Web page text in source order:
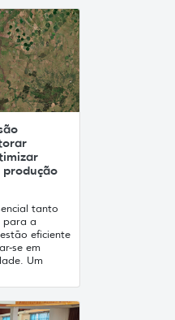
produção
tanto
para a
eficiente
se em
Um